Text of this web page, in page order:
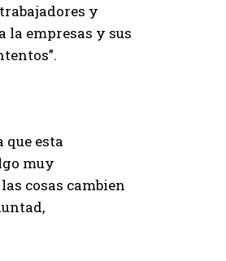
y
la empresas y sus
esta
muy
cosas cambien